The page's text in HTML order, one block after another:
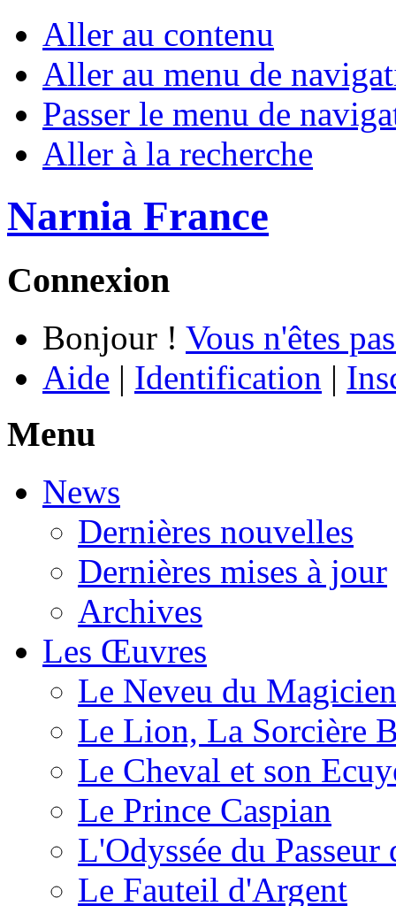
Aller au contenu
Aller au menu de
Passer le menu de
Aller à la recherche
Narnia France
Connexion
Bonjour ! Vous n'êtes
Aide | Identification |
Menu
News
Dernières nouvelles
Dernières mises à jour
Archives
Les Œuvres
Le Neveu du Magicien
Le Lion, La Sorcière
Le Cheval et son
Le Prince Caspian
L'Odyssée du
Le Fauteil d'Argent